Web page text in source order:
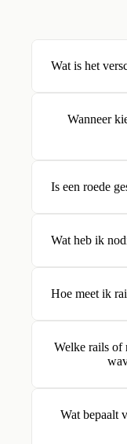
Wat is het
Wanneer
Is een roede
Wat heb ik
Hoe meet ik
Welke rails of
Wat bepaalt